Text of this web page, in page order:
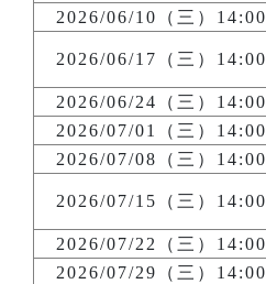
2026/06/10（三）14:00
2026/06/17（三）14:00
2026/06/24（三）14:00
2026/07/01（三）14:00
2026/07/08（三）14:00
2026/07/15（三）14:00
2026/07/22（三）14:00
2026/07/29（三）14:00